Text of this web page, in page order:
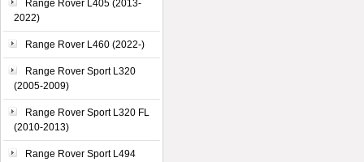
Range Rover L405 (2013-
2022)
Range Rover L460 (2022-)
Range Rover Sport L320
(2005-2009)
Range Rover Sport L320 FL
(2010-2013)
Range Rover Sport L494